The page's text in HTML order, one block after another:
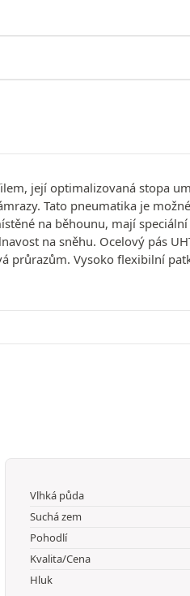
její optimalizovaná stopa
Tato pneumatika je
na běhounu, mají
na sněhu. Ocelový pás
průrazům. Vysoko flexibilní
Vlhká půda
Suchá zem
Pohodlí
Kvalita/Cena
Hluk